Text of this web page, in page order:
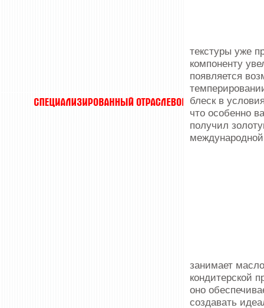
текстуры уже
компоненту
появляется
блеск в
что особенно
получил
занимает
кондитерской
оно
создавать